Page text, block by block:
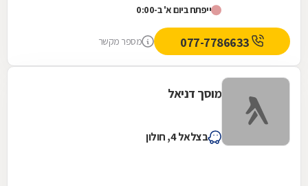
ייפתח ביום א' ב-0:00
מספר מקשר
מוסך דניאל
בצלאל 4, חולון